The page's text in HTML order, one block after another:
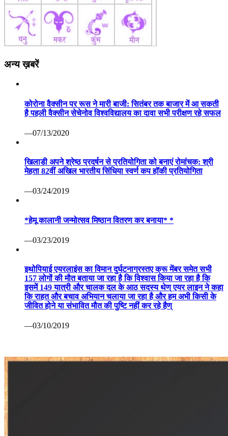
अन्य ख़बरें
कोरोना वैक्सीन पर रूस ने मारी बाजी: सितंबर तक बाजार में आ सकती
है पहली वैक्सीन सेचेनोव विश्वविद्यालय का दावा सभी परीक्षण रहे सफल
—07/13/2020
खिलाडी अपने श्रेष्ठ प्रदर्षन से प्रतियोगिता को बनाएं रोमांचक: श्री
मेहता 82वीं अखिल भारतीय सिंधिया स्वर्ण कप हॉकी प्रतियोगिता
—03/24/2019
*हेमू कालानी जन्मोत्सव मिष्ठान वितरण कर बनाया* *
—03/23/2019
इथोपियाई एयरलाइंस का विमान दुर्घटनाग्रस्तए क्रू मेंबर समेत सभी
157 लोगों की मौत बताया जा रहा है कि विश्वास किया जा रहा है कि
इसमें 149 यात्री और चालक दल के आठ सदस्य थेण् एयर लाइन ने कहा
कि राहत और बचाव अभियान चलाया जा रहा है और हम अभी किसी के
जीवित होने या संभावित मौत की पुष्टि नहीं कर रहे हैण्
—03/10/2019